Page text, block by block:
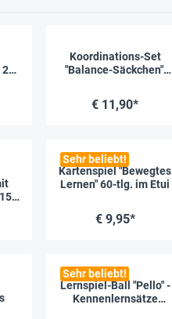
Koordinations-Set
"Balance-Säckchen",
€ 11,90*
von 5 von 5 Sternen
Sehr beliebt!
Kartenspiel "Bewegtes
Lernen" 60-tlg. im Etui
€ 9,95*
von 5 von 5 Sternen
Sehr beliebt!
Lernspiel-Ball "Pello" -
Kennenlernsätze